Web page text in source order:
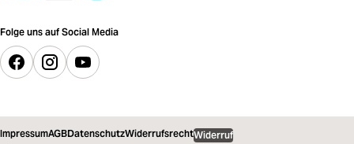
Folge uns auf Social Media
ImpressumAGBDatenschutzWiderrufsrechtWiderruf